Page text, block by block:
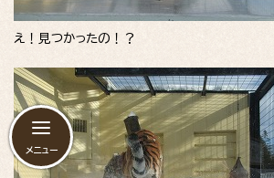
え！見つかったの！？
メニュー